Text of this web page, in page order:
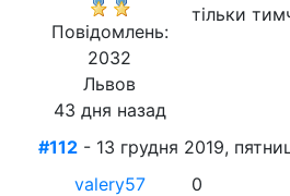
Повідомлень:
2032
Львов
43 дня назад
тільки
#112 - 13 грудня 2019,
valery57
0